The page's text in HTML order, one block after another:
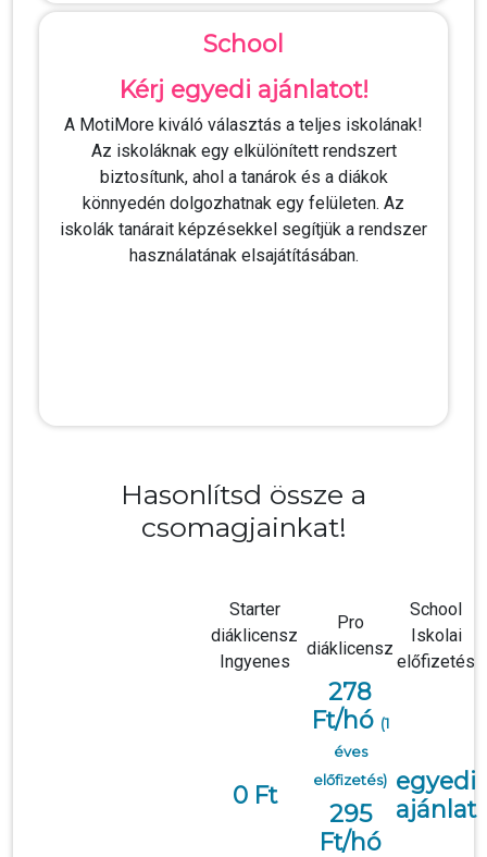
School
Kérj egyedi ajánlatot!
A MotiMore kiváló választás a teljes iskolának!
Az iskoláknak egy elkülönített rendszert
biztosítunk, ahol a tanárok és a diákok
könnyedén dolgozhatnak egy felületen. Az
iskolák tanárait képzésekkel segítjük a rendszer
használatának elsajátításában.
Hasonlítsd össze a
csomagjainkat!
Starter
diáklicensz
Ingyenes
Pro
diáklicensz
School
Iskolai
előfizetés
0 Ft
278
Ft/hó (1
éves
előfizetés)
295
Ft/hó
egyedi
ajánlat